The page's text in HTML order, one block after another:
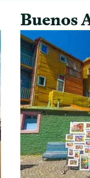
Buenos